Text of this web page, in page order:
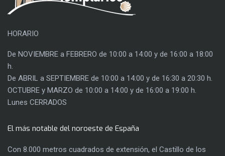
HORARIO
De NOVIEMBRE a FEBRERO de 10:00 a 14:00 y de 16:00 a 18:00
h.
De ABRIL a SEPTIEMBRE de 10:00 a 14:00 y de 16:30 a 20:30 h.
OCTUBRE y MARZO de 10:00 a 14:00 y de 16:00 a 19:00 h.
Lunes CERRADOS
El más notable del noroeste de España
Con 8.000 metros cuadrados de extensión, el Castillo de los